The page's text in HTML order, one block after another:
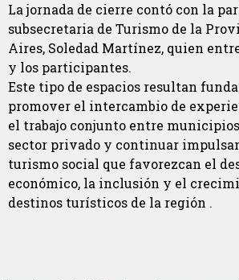
La jornada de cierre contó con la
subsecretaria de Turismo de la
Aires, Soledad Martínez, quien
y los participantes.
Este tipo de espacios resultan
promover el intercambio de
el trabajo conjunto entre
sector privado y continuar
turismo social que favorezcan el
económico, la inclusión y el
destinos turísticos de la región .